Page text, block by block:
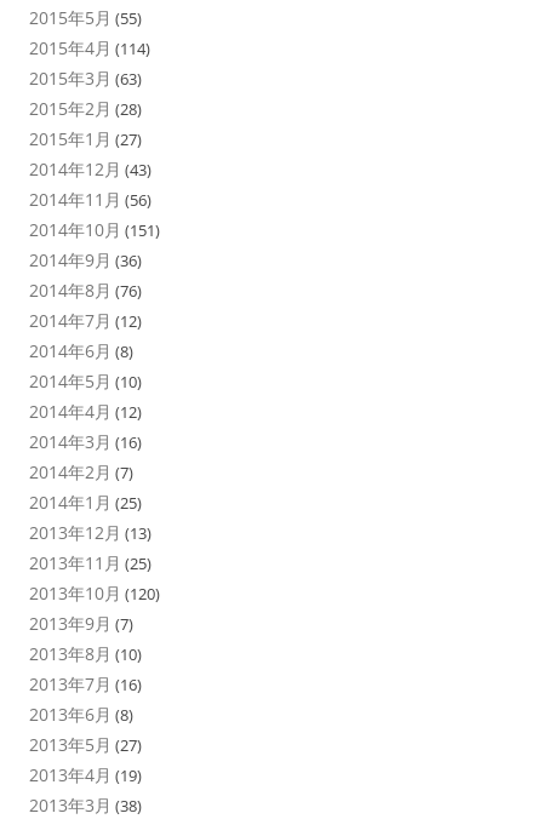
2015年5月 (55)
2015年4月 (114)
2015年3月 (63)
2015年2月 (28)
2015年1月 (27)
2014年12月 (43)
2014年11月 (56)
2014年10月 (151)
2014年9月 (36)
2014年8月 (76)
2014年7月 (12)
2014年6月 (8)
2014年5月 (10)
2014年4月 (12)
2014年3月 (16)
2014年2月 (7)
2014年1月 (25)
2013年12月 (13)
2013年11月 (25)
2013年10月 (120)
2013年9月 (7)
2013年8月 (10)
2013年7月 (16)
2013年6月 (8)
2013年5月 (27)
2013年4月 (19)
2013年3月 (38)